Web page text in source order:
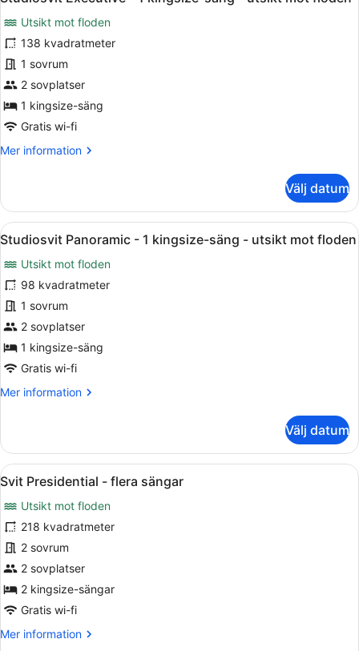
säng
utsikt
mot
floden
alla
foton
för
Studiosvit
Executive
-
kingsize-
säng
mot
floden
Utsikt mot floden
138 kvadratmeter
1 sovrum
2 sovplatser
1 kingsize-säng
Gratis wi-fi
Mer information
Mer
Executive
1
säng
utsikt
mot
floden
Välj datum
Öppna
alla
foton
för
Studiosvit
Panoramic
-
kingsize-
säng
mot
floden
Ett modernt vardagsrum med en
7
Studiosvit Panoramic - 1 kingsize-säng - utsikt mot floden
Utsikt mot floden
98 kvadratmeter
1 sovrum
2 sovplatser
1 kingsize-säng
Gratis wi-fi
Mer information
Mer
Panoramic
1
säng
utsikt
mot
floden
Välj datum
Öppna
alla
foton
för
Svit
Presidential
-
flera
sängar
Ett modernt vardagsrum med en
14
Svit Presidential - flera sängar
Utsikt mot floden
218 kvadratmeter
2 sovrum
2 sovplatser
2 kingsize-sängar
Gratis wi-fi
Mer information
Mer